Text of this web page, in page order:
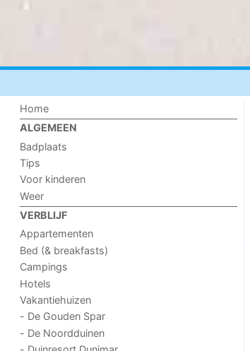
Home
ALGEMEEN
Badplaats
Tips
Voor kinderen
Weer
VERBLIJF
Appartementen
Bed (& breakfasts)
Campings
Hotels
Vakantiehuizen
- De Gouden Spar
- De Noordduinen